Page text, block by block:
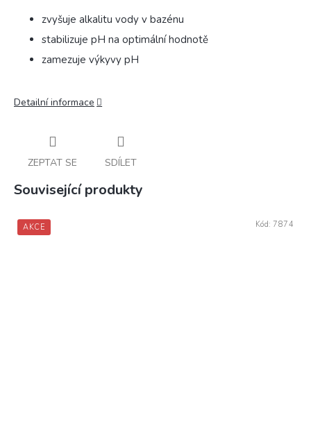
zvyšuje alkalitu vody v bazénu
stabilizuje pH na optimální hodnotě
zamezuje výkyvy pH
Detailní informace
ZEPTAT SE SDÍLET
Související produkty
AKCE Kód: 7874